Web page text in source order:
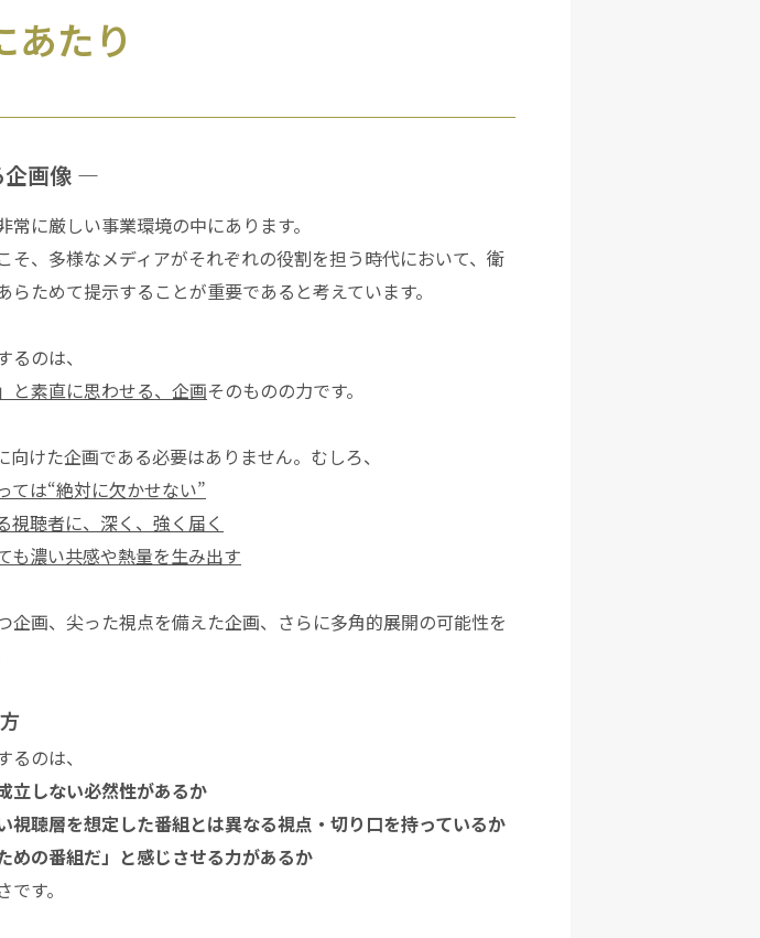
あたり
企画像 ―
に厳しい事業環境の中にあります。
そ、多様なメディアがそれぞれの役割を担う時代において、衛
ためて提示することが重要であると考えています。
のは、
と素直に思わせる、企画そのものの力です。
けた企画である必要はありません。むしろ、
ては“絶対に欠かせない”
視聴者に、深く、強く届く
も濃い共感や熱量を生み出す
企画、尖った視点を備えた企画、さらに多角的展開の可能性を
のは、
立しない必然性があるか
視聴層を想定した番組とは異なる視点・切り口を持っているか
めの番組だ」と感じさせる力があるか
す。